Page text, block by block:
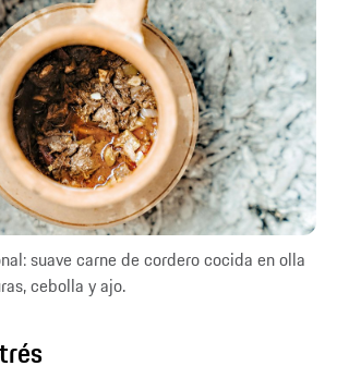
suave carne de cordero cocida en olla
cebolla y ajo.